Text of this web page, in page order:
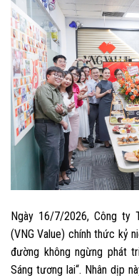
Ngày 16/7/2026, Công ty
(VNG Value) chính thức kỷ
đường không ngừng phát
Sáng tương lai“. Nhân dịp